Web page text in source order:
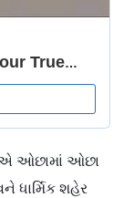
એ ઓછામાં ઓછા
ધાર્મિક શહેર